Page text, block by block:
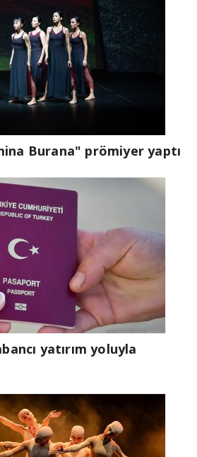
Burana" prömiyer yaptı
yatırım yoluyla